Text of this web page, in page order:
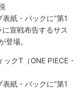
紙・バックに“第1
宣戦布告するサス
場。
クT（ONE PIECE・
紙・バックに“第1